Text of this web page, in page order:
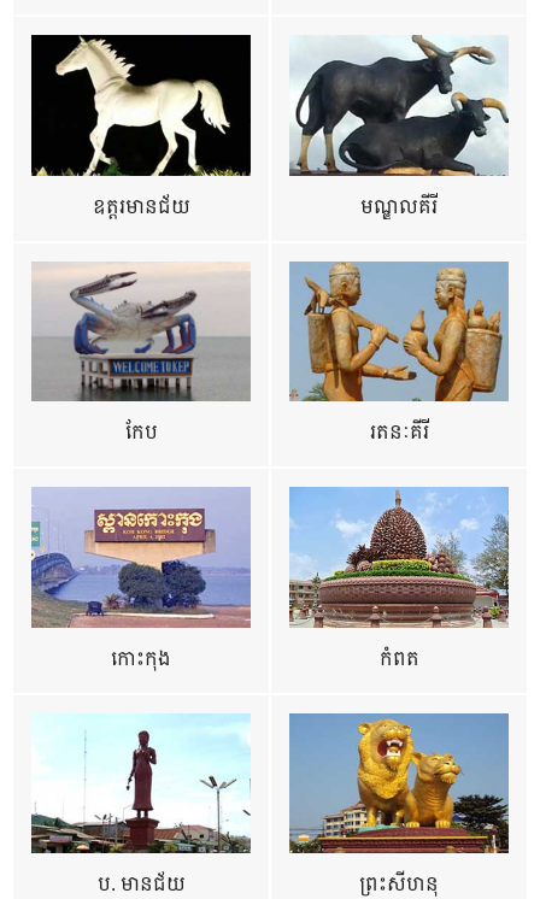
ឧត្ដរមានជ័យ មណ្ឌលគីរី
កែប រតនៈគីរី
កោះកុង កំពត
ប. មានជ័យ ព្រះសីហនុ